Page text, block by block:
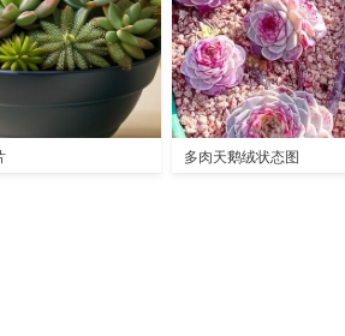
多肉天鹅绒状态图